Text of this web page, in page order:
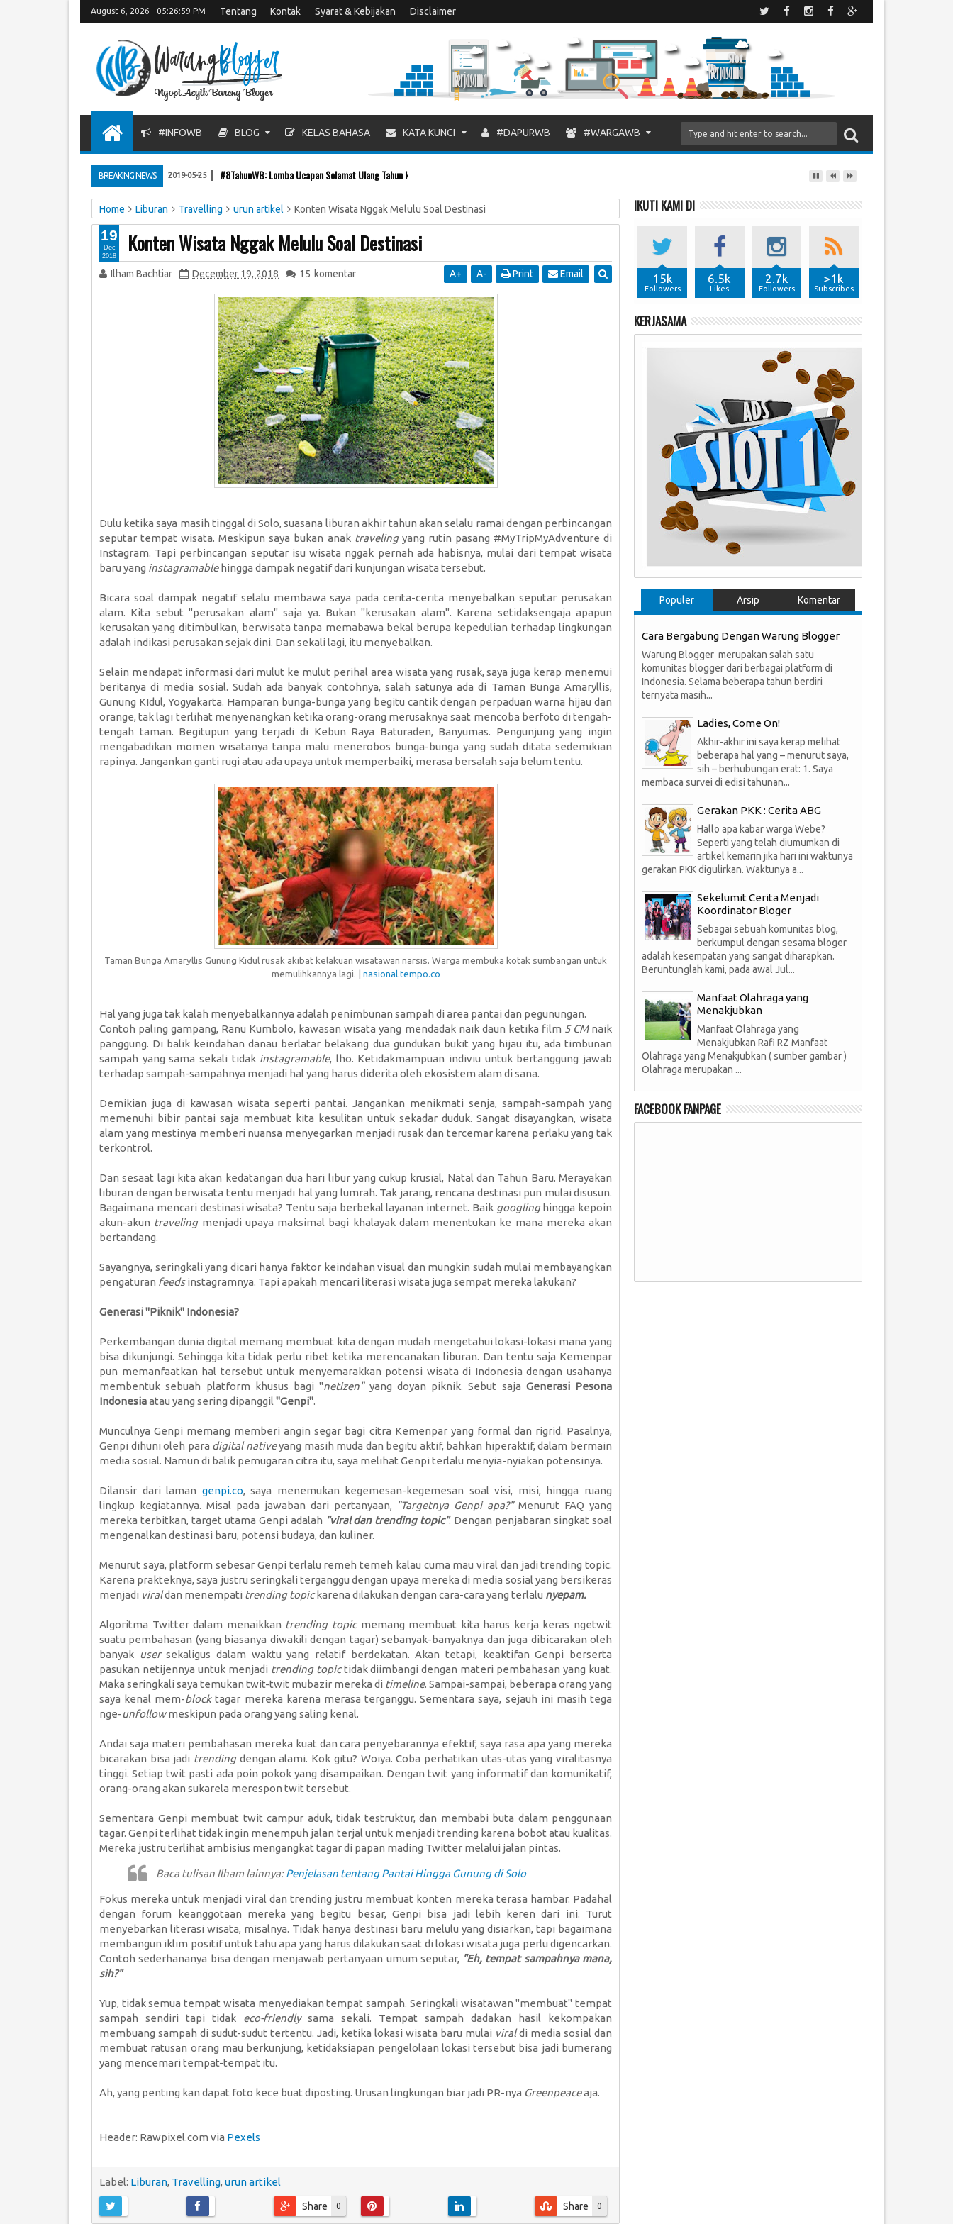
August 6, 2026 05:27:00 PM Tentang Kontak Syarat & Kebijakan Disclaimer
#INFOWB BLOG KELAS BAHASA KATA KUNCI #DAPURWB #WARGAWB
BREAKING NEWS #8TahunWB: Lomba Ucapan Selamat Ulang Tahun ke-8 Warung Blogger
2019-05-25
Home Liburan Travelling urun artikel Konten Wisata Nggak Melulu Soal Destinasi
Konten Wisata Nggak Melulu Soal Destinasi
Ilham Bachtiar December 19, 2018 15 komentar A+ A- Print Email
Dulu ketika saya masih tinggal di Solo, suasana liburan akhir tahun akan selalu ramai dengan perbincangan
seputar tempat wisata. Meskipun saya bukan anak travelingyang rutin pasang #MyTripMyAdventure di
Instagram. Tapi perbincangan seputar isu wisata nggak pernah ada habisnya, mulai dari tempat wisata
baru yang instagramablehingga dampak negatif dari kunjungan wisata tersebut.
Bicara soal dampak negatif selalu membawa saya pada cerita-cerita menyebalkan seputar perusakan
alam. Kita sebut "perusakan alam" saja ya. Bukan "kerusakan alam". Karena setidaksengaja apapun
kerusakan yang ditimbulkan, berwisata tanpa memabawa bekal berupa kepedulian terhadap lingkungan
adalah indikasi perusakan sejak dini. Dan sekali lagi, itu menyebalkan.
Selain mendapat informasi dari mulut ke mulut perihal area wisata yang rusak, saya juga kerap menemui
beritanya di media sosial. Sudah ada banyak contohnya, salah satunya ada di Taman Bunga Amaryllis,
Gunung KIdul, Yogyakarta. Hamparan bunga-bunga yang begitu cantik dengan perpaduan warna hijau dan
orange, tak lagi terlihat menyenangkan ketika orang-orang merusaknya saat mencoba berfoto di tengah-
tengah taman. Begitupun yang terjadi di Kebun Raya Baturaden, Banyumas. Pengunjung yang ingin
mengabadikan momen wisatanya tanpa malu menerobos bunga-bunga yang sudah ditata sedemikian
rapinya. Jangankan ganti rugi atau ada upaya untuk memperbaiki, merasa bersalah saja belum tentu.
Taman Bunga Amaryllis Gunung Kidul rusak akibat kelakuan wisatawan narsis. Warga membuka kotak sumbangan untuk
memulihkannya lagi. | nasional.tempo.co
Hal yang juga tak kalah menyebalkannya adalah penimbunan sampah di area pantai dan pegunungan.
Contoh paling gampang, Ranu Kumbolo, kawasan wisata yang mendadak naik daun ketika film 5 CMnaik
panggung. Di balik keindahan danau berlatar belakang dua gundukan bukit yang hijau itu, ada timbunan
sampah yang sama sekali tidakinstagramable, lho. Ketidakmampuan indiviu untuk bertanggung jawab
terhadap sampah-sampahnya menjadi hal yang harus diderita oleh ekosistem alam di sana.
Demikian juga di kawasan wisata seperti pantai. Jangankan menikmati senja, sampah-sampah yang
memenuhi bibir pantai saja membuat kita kesulitan untuk sekadar duduk. Sangat disayangkan, wisata
alam yang mestinya memberi nuansa menyegarkan menjadi rusak dan tercemar karena perlaku yang tak
terkontrol.
Dan sesaat lagi kita akan kedatangan dua hari libur yang cukup krusial, Natal dan Tahun Baru. Merayakan
liburan dengan berwisata tentu menjadi hal yang lumrah. Tak jarang, rencana destinasi pun mulai disusun.
Bagaimana mencari destinasi wisata? Tentu saja berbekal layanan internet. Baik googlinghingga kepoin
akun-akun travelingmenjadi upaya maksimal bagi khalayak dalam menentukan ke mana mereka akan
bertandang.
Sayangnya, seringkali yang dicari hanya faktor keindahan visual dan mungkin sudah mulai membayangkan
pengaturan feedsinstagramnya. Tapi apakah mencari literasi wisata juga sempat mereka lakukan?
Generasi "Piknik" Indonesia?
Perkembangan dunia digital memang membuat kita dengan mudah mengetahui lokasi-lokasi mana yang
bisa dikunjungi. Sehingga kita tidak perlu ribet ketika merencanakan liburan. Dan tentu saja Kemenpar
pun memanfaatkan hal tersebut untuk menyemarakkan potensi wisata di Indonesia dengan usahanya
membentuk sebuah platform khusus bagi "netizen"yang doyan piknik. Sebut saja Generasi Pesona
Indonesiaatau yang sering dipanggil "Genpi".
Munculnya Genpi memang memberi angin segar bagi citra Kemenpar yang formal dan rigrid. Pasalnya,
Genpi dihuni oleh para digital nativeyang masih muda dan begitu aktif, bahkan hiperaktif, dalam bermain
media sosial. Namun di balik pemugaran citra itu, saya melihat Genpi terlalu menyia-nyiakan potensinya.
Dilansir dari laman genpi.co, saya menemukan kegemesan-kegemesan soal visi, misi, hingga ruang
lingkup kegiatannya. Misal pada jawaban dari pertanyaan, "Targetnya Genpi apa?"Menurut FAQ yang
mereka terbitkan, target utama Genpi adalah "viral dan trending topic". Dengan penjabaran singkat soal
mengenalkan destinasi baru, potensi budaya, dan kuliner.
Menurut saya, platform sebesar Genpi terlalu remeh temeh kalau cuma mau viral dan jadi trending topic.
Karena prakteknya, saya justru seringkali terganggu dengan upaya mereka di media sosial yang bersikeras
menjadi viraldan menempati trending topickarena dilakukan dengan cara-cara yang terlalu nyepam.
Algoritma Twitter dalam menaikkan trending topicmemang membuat kita harus kerja keras ngetwit
suatu pembahasan (yang biasanya diwakili dengan tagar) sebanyak-banyaknya dan juga dibicarakan oleh
banyak usersekaligus dalam waktu yang relatif berdekatan. Akan tetapi, keaktifan Genpi berserta
pasukan netijennya untuk menjadi trending topictidak diimbangi dengan materi pembahasan yang kuat.
Maka seringkali saya temukan twit-twit mubazir mereka di timeline. Sampai-sampai, beberapa orang yang
saya kenal mem-blocktagar mereka karena merasa terganggu. Sementara saya, sejauh ini masih tega
nge-unfollowmeskipun pada orang yang saling kenal.
Andai saja materi pembahasan mereka kuat dan cara penyebarannya efektif, saya rasa apa yang mereka
bicarakan bisa jadi trendingdengan alami. Kok gitu? Woiya. Coba perhatikan utas-utas yang viralitasnya
tinggi. Setiap twit pasti ada poin pokok yang disampaikan. Dengan twit yang informatif dan komunikatif,
orang-orang akan sukarela merespon twit tersebut.
Sementara Genpi membuat twit campur aduk, tidak testruktur, dan membabi buta dalam penggunaan
tagar. Genpi terlihat tidak ingin menempuh jalan terjal untuk menjadi trending karena bobot atau kualitas.
Mereka justru terlihat ambisius mengangkat tagar di papan mading Twitter melalui jalan pintas.
Baca tulisan Ilham lainnya:Penjelasan tentang Pantai Hingga Gunung di Solo
Fokus mereka untuk menjadi viral dan trending justru membuat konten mereka terasa hambar. Padahal
dengan forum keanggotaan mereka yang begitu besar, Genpi bisa jadi lebih keren dari ini. Turut
menyebarkan literasi wisata, misalnya. Tidak hanya destinasi baru melulu yang disiarkan, tapi bagaimana
membangun iklim positif untuk tahu apa yang harus dilakukan saat di lokasi wisata juga perlu digencarkan.
Contoh sederhananya bisa dengan menjawab pertanyaan umum seputar, "Eh, tempat sampahnya mana,
sih?"
Yup, tidak semua tempat wisata menyediakan tempat sampah. Seringkali wisatawan "membuat" tempat
sampah sendiri tapi tidak eco-friendlysama sekali. Tempat sampah dadakan hasil kekompakan
membuang sampah di sudut-sudut tertentu. Jadi, ketika lokasi wisata baru mulai viraldi media sosial dan
membuat ratusan orang mau berkunjung, ketidaksiapan pengelolaan lokasi tersebut bisa jadi bumerang
yang mencemari tempat-tempat itu.
Ah, yang penting kan dapat foto kece buat diposting. Urusan lingkungan biar jadi PR-nya Greenpeaceaja.
Header: Rawpixel.com via Pexels
Label: Liburan, Travelling, urun artikel
0
Share 0
Share
19
Dec
2018
IKUTI KAMI DI
15k
Followers
6.5k
Likes
2.7k
Followers
>1k
Subscribes
KERJASAMA
Populer Arsip Komentar
Cara Bergabung Dengan Warung Blogger
Warung Blogger merupakan salah satu
komunitas blogger dari berbagai platform di
Indonesia. Selama beberapa tahun berdiri
ternyata masih...
Ladies, Come On!
Akhir-akhir ini saya kerap melihat
beberapa hal yang – menurut saya,
sih – berhubungan erat: 1. Saya
membaca survei di edisi tahunan...
Gerakan PKK : Cerita ABG
Hallo apa kabar warga Webe?
Seperti yang telah diumumkan di
artikel kemarin jika hari ini waktunya
gerakan PKK digulirkan. Waktunya a...
Sekelumit Cerita Menjadi
Koordinator Bloger
Sebagai sebuah komunitas blog,
berkumpul dengan sesama bloger
adalah kesempatan yang sangat diharapkan.
Beruntunglah kami, pada awal Jul...
Manfaat Olahraga yang
Menakjubkan
Manfaat Olahraga yang
Menakjubkan Rafi RZ Manfaat
Olahraga yang Menakjubkan ( sumber gambar )
Olahraga merupakan ...
FACEBOOK FANPAGE